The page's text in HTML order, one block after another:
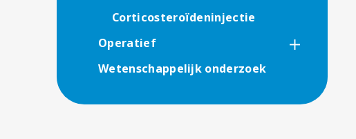
Corticosteroïdeninjectie
Operatief
Wetenschappelijk onderzoek